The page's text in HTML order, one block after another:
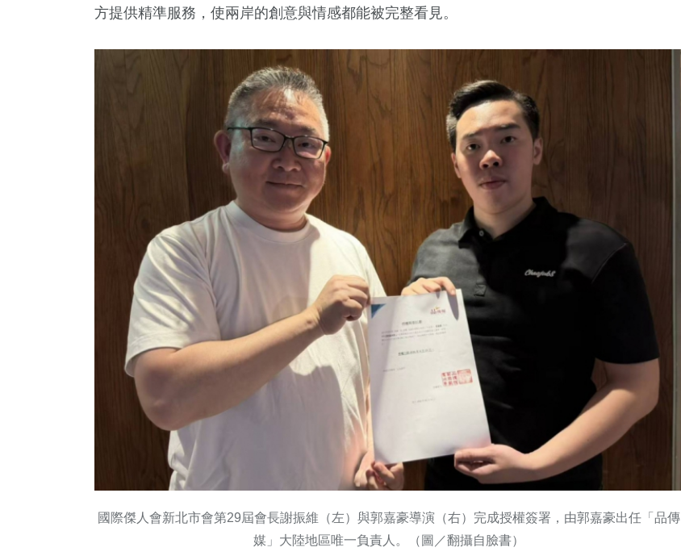
方提供精準服務，使兩岸的創意與情感都能被完整看見。
國際傑人會新北市會第29屆會長謝振維（左）與郭嘉豪導演（右）完成授權簽署，由郭嘉豪出任「品傳
媒」大陸地區唯一負責人。（圖／翻攝自臉書）